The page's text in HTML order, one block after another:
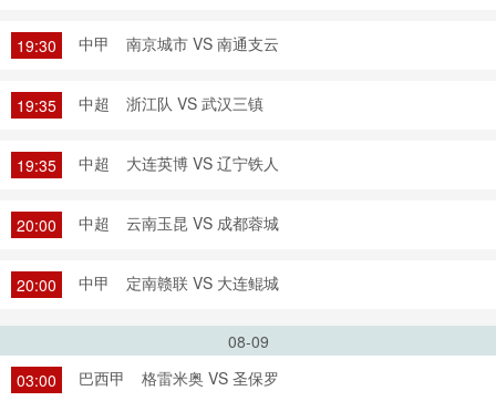
19:30 中甲 南京城市 VS 南通支云
19:35 中超 浙江队 VS 武汉三镇
19:35 中超 大连英博 VS 辽宁铁人
20:00 中超 云南玉昆 VS 成都蓉城
20:00 中甲 定南赣联 VS 大连鲲城
08-09
03:00
巴西甲 格雷米奥 VS 圣保罗